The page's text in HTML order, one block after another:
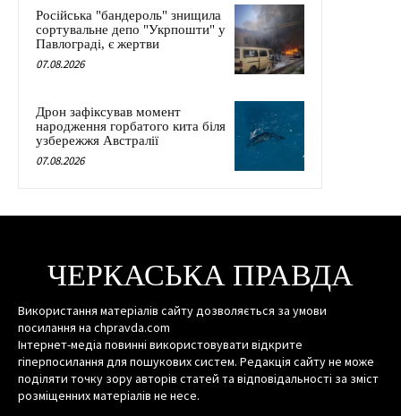
Російська "бандероль" знищила
сортувальне депо "Укрпошти" у
Павлограді, є жертви
07.08.2026
Дрон зафіксував момент
народження горбатого кита біля
узбережжя Австралії
07.08.2026
ЧЕРКАСЬКА ПРАВДА
Використання матеріалів сайту дозволяється за умови
посилання на chpravda.com
Інтернет-медіа повинні використовувати відкрите
гіперпосилання для пошукових систем. Редакція сайту не може
поділяти точку зору авторів статей та відповідальності за зміст
розміщенних матеріалів не несе.